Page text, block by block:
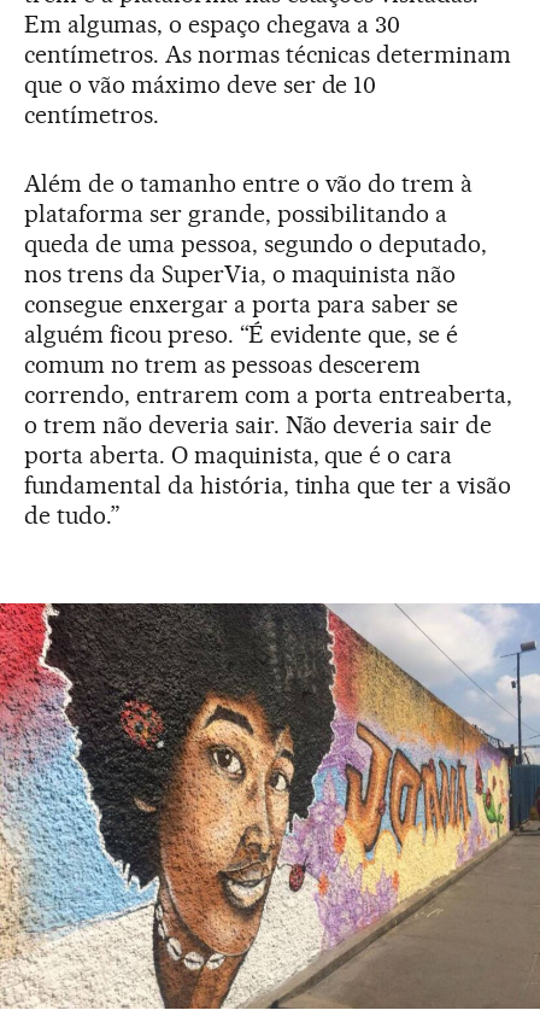
Em algumas, o espaço chegava a 30
centímetros. As normas técnicas determinam
que o vão máximo deve ser de 10
centímetros.
Além de o tamanho entre o vão do trem à
plataforma ser grande, possibilitando a
queda de uma pessoa, segundo o deputado,
nos trens da SuperVia, o maquinista não
consegue enxergar a porta para saber se
alguém ficou preso. “É evidente que, se é
comum no trem as pessoas descerem
correndo, entrarem com a porta entreaberta,
o trem não deveria sair. Não deveria sair de
porta aberta. O maquinista, que é o cara
fundamental da história, tinha que ter a visão
de tudo.”